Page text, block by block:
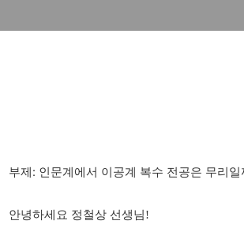
부제: 인문계에서 이공계 복수 전공은 무리일
안녕하세요 정철상 선생님!